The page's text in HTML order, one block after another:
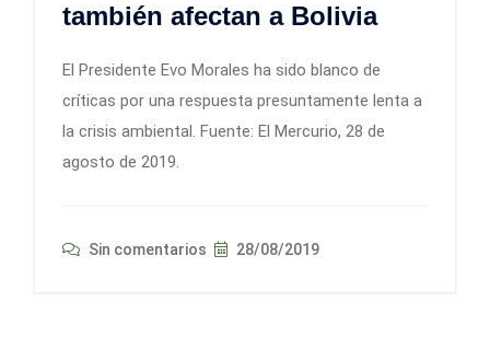
también afectan a Bolivia
El Presidente Evo Morales ha sido blanco de
críticas por una respuesta presuntamente lenta a
la crisis ambiental. Fuente: El Mercurio, 28 de
agosto de 2019.
Sin comentarios 28/08/2019